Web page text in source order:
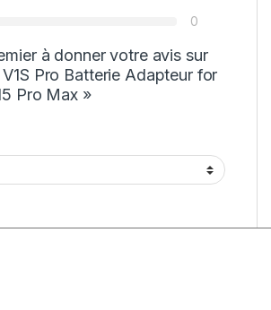
0
à donner votre avis sur
V1S Pro Batterie Adapteur for
Pro Max »